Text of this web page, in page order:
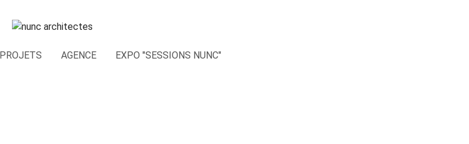
PROJETS AGENCE EXPO "SESSIONS NUNC"